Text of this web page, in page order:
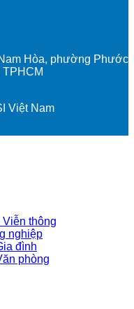
Hòa, phường Phước
Việt Nam
thông
nghiệp
đình
phòng